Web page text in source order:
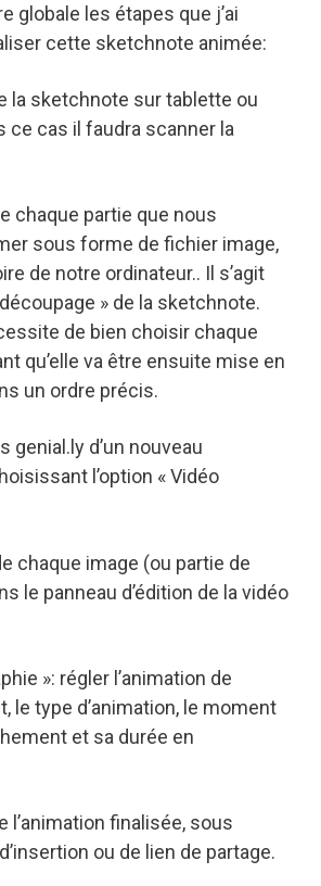
globale les étapes que j’ai
cette sketchnote animée:
la sketchnote sur tablette ou
ce cas il faudra scanner la
chaque partie que nous
sous forme de fichier image,
de notre ordinateur.. Il s’agit
» de la sketchnote.
de bien choisir chaque
qu’elle va être ensuite mise en
un ordre précis.
genial.ly d’un nouveau
l’option « Vidéo
chaque image (ou partie de
le panneau d’édition de la vidéo
»: régler l’animation de
le type d’animation, le moment
et sa durée en
l’animation finalisée, sous
ou de lien de partage.